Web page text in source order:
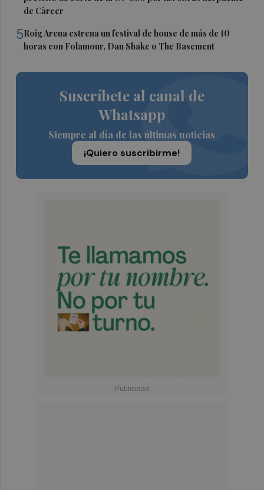
de Càrcer
5Roig Arena estrena un festival de house de más de 10
horas con Folamour, Dan Shake o The Basement
Suscríbete al canal de
Whatsapp
Siempre al día de las últimas noticias
¡Quiero suscribirme!